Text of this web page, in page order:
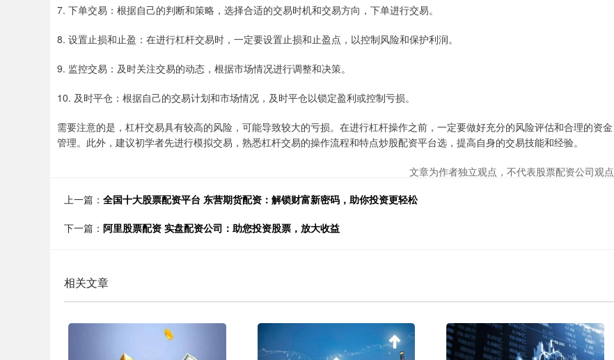
7. 下单交易：根据自己的判断和策略，选择合适的交易时机和交易方向，下单进行交易。
8. 设置止损和止盈：在进行杠杆交易时，一定要设置止损和止盈点，以控制风险和保护利润。
9. 监控交易：及时关注交易的动态，根据市场情况进行调整和决策。
10. 及时平仓：根据自己的交易计划和市场情况，及时平仓以锁定盈利或控制亏损。
需要注意的是，杠杆交易具有较高的风险，可能导致较大的亏损。在进行杠杆操作之前，一定要做好充分的风险评估和合理的资金
管理。此外，建议初学者先进行模拟交易，熟悉杠杆交易的操作流程和特点炒股配资平台选，提高自身的交易技能和经验。
文章为作者独立观点，不代表股票配资公司观点
上一篇： 全国十大股票配资平台 东营期货配资：解锁财富新密码，助你投资更轻松
下一篇： 阿里股票配资 实盘配资公司：助您投资股票，放大收益
相关文章